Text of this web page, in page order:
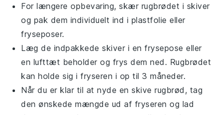
For længere opbevaring, skær rugbrødet i skiver
og pak dem individuelt ind i plastfolie eller
fryseposer.
Læg de indpakkede skiver i en frysepose eller
en lufttæt beholder og frys dem ned. Rugbrødet
kan holde sig i fryseren i op til 3 måneder.
Når du er klar til at nyde en skiverugbrød , tag
den ønskede mængde ud af fryseren og lad